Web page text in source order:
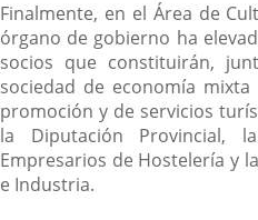
Finalmente, en el Área de
órgano de gobierno ha
socios que constituirán,
sociedad de economía
promoción y de servicios
la Diputación Provincial,
Empresarios de Hostelería y
e Industria.